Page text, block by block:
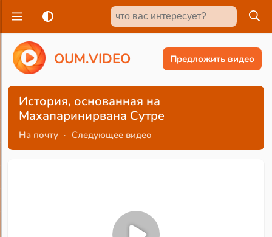
OUM.VIDEO Предложить видео
История, основанная на
Махапаринирвана Сутре
На почту · Следующее видео